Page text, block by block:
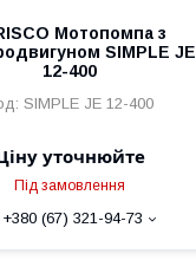
Мотопомпа з
SIMPLE JE
12-400
SIMPLE JE 12-400
уточнюйте
Під замовлення
+380 (67) 321-94-73